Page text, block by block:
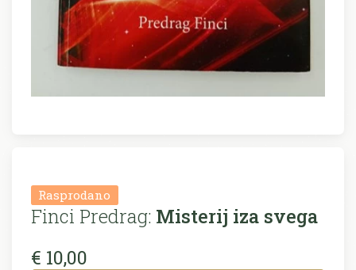
Rasprodano
Finci Predrag: Misterij iza svega
€ 10,00